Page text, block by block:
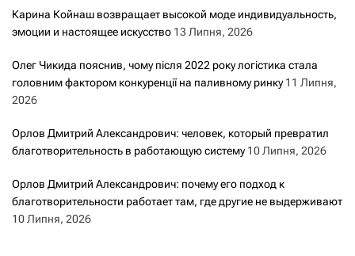
Карина Койнаш возвращает высокой моде индивидуальность,
эмоции и настоящее искусство 13 Липня, 2026
Олег Чикида пояснив, чому після 2022 року логістика стала
головним фактором конкуренції на паливному ринку 11 Липня,
2026
Орлов Дмитрий Александрович: человек, который превратил
благотворительность в работающую систему 10 Липня, 2026
Орлов Дмитрий Александрович: почему его подход к
благотворительности работает там, где другие не выдерживают
10 Липня, 2026